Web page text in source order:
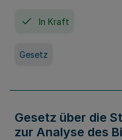
In Kraft
Gesetz
Gesetz über die
zur Analyse des